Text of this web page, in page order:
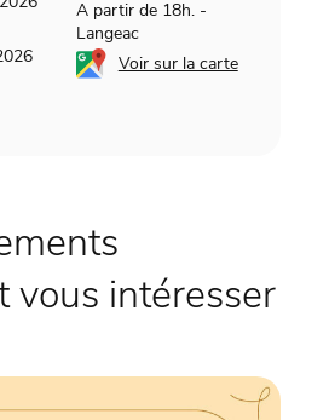
A partir de 18h. -
Langeac
Voir sur la carte
vous intéresser